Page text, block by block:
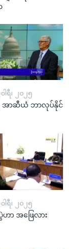
ရီ၊ ၂၀၂၅
း အာဆီယံ ဘာလုပ်နိုင်
ရီ၊ ၂၀၂၅
ာ အဖြေလား